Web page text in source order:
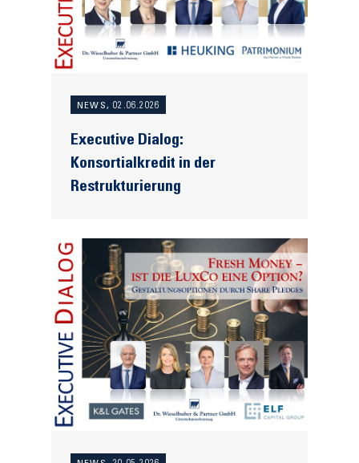
NEWS, 02.06.2026
Executive Dialog:
Konsortialkredit in der
Restrukturierung